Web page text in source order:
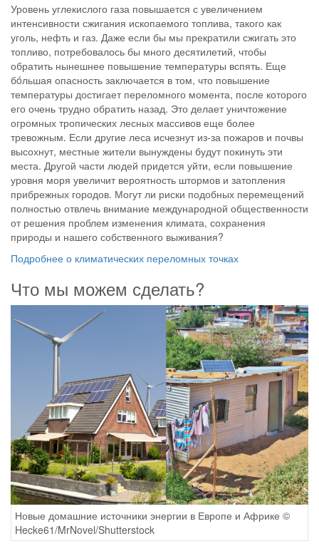
Уровень углекислого газа повышается с увеличением
интенсивности сжигания ископаемого топлива, такого как
уголь, нефть и газ. Даже если бы мы прекратили сжигать это
топливо, потребовалось бы много десятилетий, чтобы
обратить нынешнее повышение температуры вспять. Еще
бóльшая опасность заключается в том, что повышение
температуры достигает переломного момента, после которого
его очень трудно обратить назад. Это делает уничтожение
огромных тропических лесных массивов еще более
тревожным. Если другие леса исчезнут из-за пожаров и почвы
высохнут, местные жители вынуждены будут покинуть эти
места. Другой части людей придется уйти, если повышение
уровня моря увеличит вероятность штормов и затопления
прибрежных городов. Могут ли риски подобных перемещений
полностью отвлечь внимание международной общественности
от решения проблем изменения климата, сохранения
природы и нашего собственного выживания?
Подробнее о климатических переломных точках
Что мы можем сделать?
Новые домашние источники энергии в Европе и Африке ©
Hecke61/MrNovel/Shutterstock